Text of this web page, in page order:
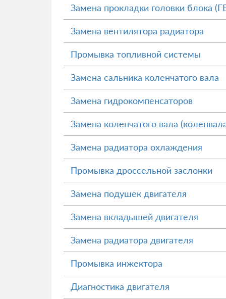
Замена прокладки головки блока
Замена вентилятора радиатора
Промывка топливной системы
Замена сальника коленчатого вала
Замена гидрокомпенсаторов
Замена коленчатого вала
Замена радиатора охлаждения
Промывка дроссельной заслонки
Замена подушек двигателя
Замена вкладышей двигателя
Замена радиатора двигателя
Промывка инжектора
Диагностика двигателя